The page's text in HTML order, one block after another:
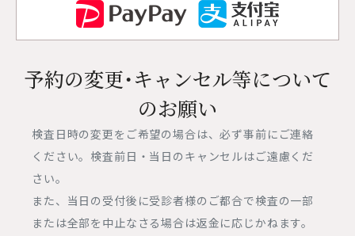
予約の変更・キャンセル等について
のお願い
検査日時の変更をご希望の場合は、必ず事前にご連絡
ください。検査前日・当日のキャンセルはご遠慮くだ
さい。
また、当日の受付後に受診者様のご都合で検査の一部
または全部を中止なさる場合は返金に応じかねます。